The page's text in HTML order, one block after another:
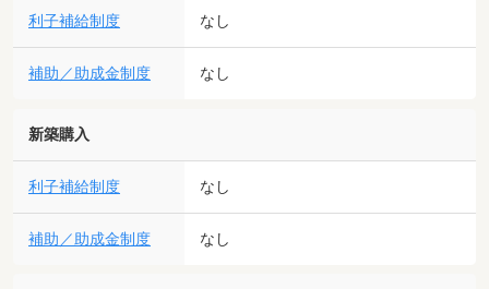
利子補給制度 なし
補助／助成金制度 なし
新築購入
利子補給制度 なし
補助／助成金制度 なし